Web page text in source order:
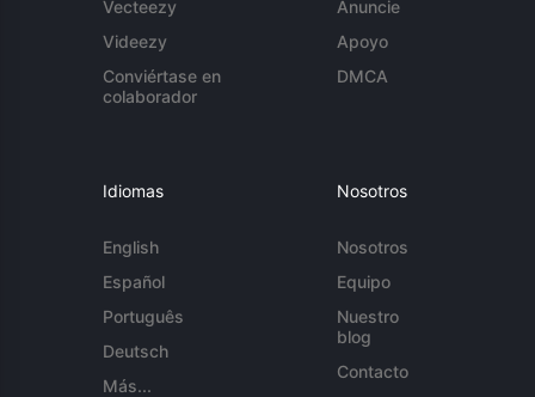
Vecteezy
Videezy
Conviértase en
colaborador
Anuncie
Apoyo
DMCA
Idiomas
English
Español
Português
Deutsch
Más...
Nosotros
Nosotros
Equipo
Nuestro
blog
Contacto